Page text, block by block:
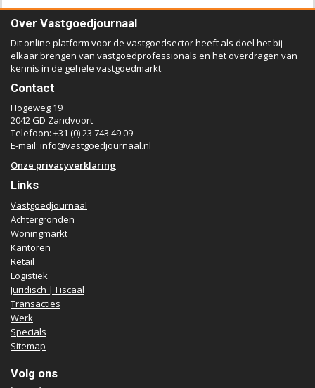
Over Vastgoedjournaal
Dit online platform voor de vastgoedsector heeft als doel het bij
elkaar brengen van vastgoedprofessionals en het overdragen van
kennis in de gehele vastgoedmarkt.
Contact
Hogeweg 19
2042 GD Zandvoort
Telefoon: +31 (0) 23 743 49 09
E-mail: info@vastgoedjournaal.nl
Onze privacyverklaring
Links
Vastgoedjournaal
Achtergronden
Woningmarkt
Kantoren
Retail
Logistiek
Juridisch | Fiscaal
Transacties
Werk
Specials
Sitemap
Volg ons